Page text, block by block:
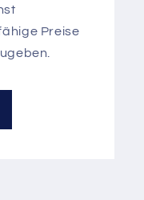
Preise